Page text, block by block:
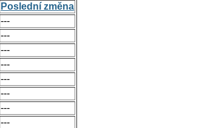
Poslední změna
---
---
---
---
---
---
---
---